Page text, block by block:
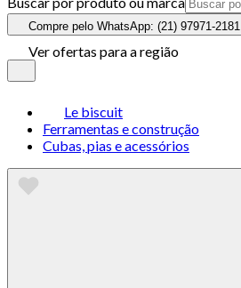
Compre pelo WhatsApp: (21) 97971-2181
Ver ofertas para a região
Le biscuit
Ferramentas e construção
Cubas, pias e acessórios